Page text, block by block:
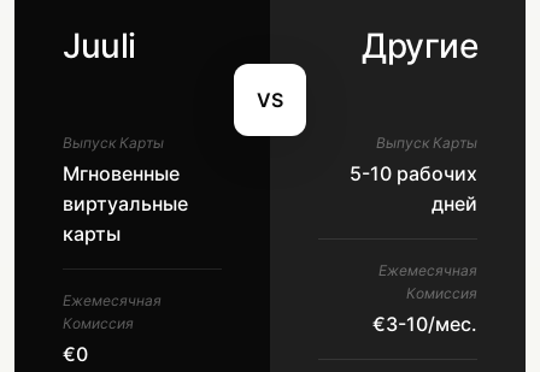
Juuli
Выпуск Карты
Мгновенные
виртуальные
карты
Ежемесячная
Комиссия
€0
VS
Другие
Выпуск Карты
5-10 рабочих
дней
Ежемесячная
Комиссия
€3-10/мес.